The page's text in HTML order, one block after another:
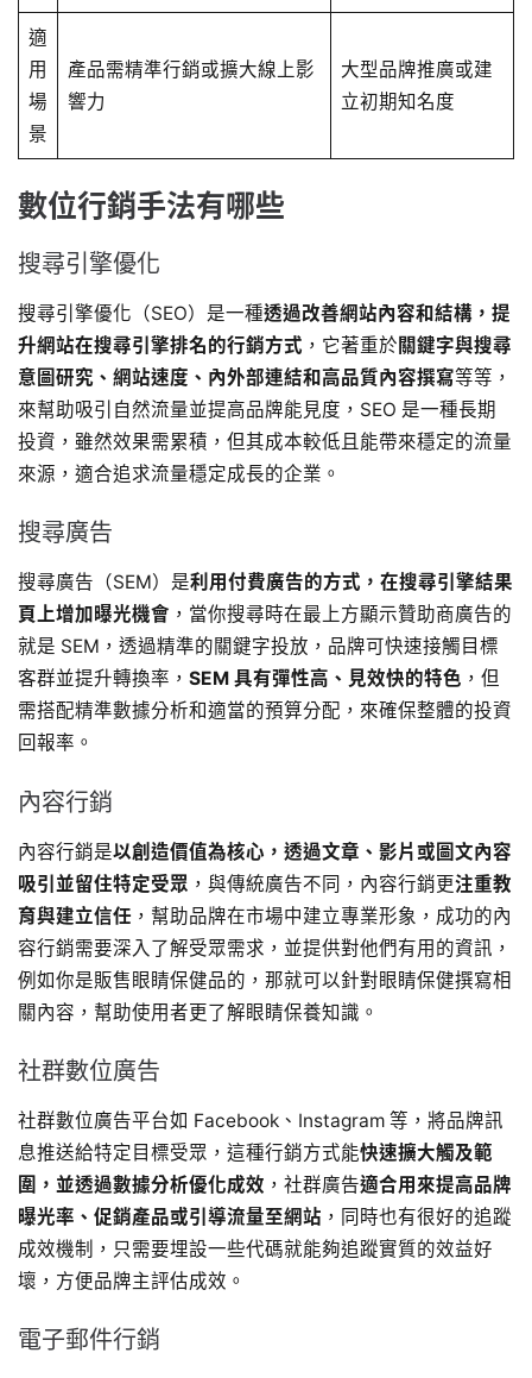
適
用
場
景
產品需精準行銷或擴大線上影
響力
大型品牌推廣或建
立初期知名度
數位行銷手法有哪些
搜尋引擎優化
搜尋引擎優化（SEO）是一種透過改善網站內容和結構，提
升網站在搜尋引擎排名的行銷方式 ，它著重於 關鍵字與搜尋
意圖研究、網站速度、內外部連結和高品質內容撰寫等等，
來幫助吸引自然流量並提高品牌能見度，SEO 是一種長期
投資，雖然效果需累積，但其成本較低且能帶來穩定的流量
來源，適合追求流量穩定成長的企業。
搜尋廣告
搜尋廣告（SEM）是利用付費廣告的方式，在搜尋引擎結果
頁上增加曝光機會 ，當你搜尋時在最上方顯示贊助商廣告的
就是 SEM，透過精準的關鍵字投放，品牌可快速接觸目標
客群並提升轉換率， SEM 具有彈性高、見效快的特色 ，但
需搭配精準數據分析和適當的預算分配，來確保整體的投資
回報率。
內容行銷
內容行銷是以創造價值為核心，透過文章、影片或圖文內容
吸引並留住特定受眾 ，與傳統廣告不同，內容行銷更注重教
育與建立信任 ，幫助品牌在市場中建立專業形象，成功的內
容行銷需要深入了解受眾需求，並提供對他們有用的資訊，
例如你是販售眼睛保健品的，那就可以針對眼睛保健撰寫相
關內容，幫助使用者更了解眼睛保養知識。
社群數位廣告
社群數位廣告平台如 Facebook、Instagram 等，將品牌訊
息推送給特定目標受眾，這種行銷方式能快速擴大觸及範
圍，並透過數據分析優化成效 ，社群廣告適合用來提高品牌
曝光率、促銷產品或引導流量至網站 ，同時也有很好的追蹤
成效機制，只需要埋設一些代碼就能夠追蹤實質的效益好
壞，方便品牌主評估成效。
電子郵件行銷